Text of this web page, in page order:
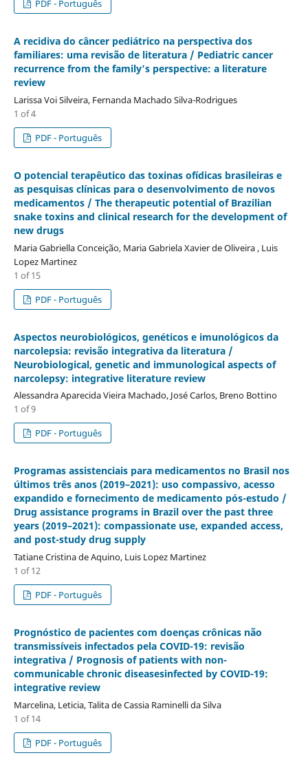
PDF - Português
A recidiva do câncer pediátrico na perspectiva dos
familiares: uma revisão de literatura / Pediatric cancer
recurrence from the family’s perspective: a literature
review
Larissa Voi Silveira, Fernanda Machado Silva-Rodrigues
1 of 4
PDF - Português
O potencial terapêutico das toxinas ofídicas brasileiras e
as pesquisas clínicas para o desenvolvimento de novos
medicamentos / The therapeutic potential of Brazilian
snake toxins and clinical research for the development of
new drugs
Maria Gabriella Conceição, Maria Gabriela Xavier de Oliveira , Luis
Lopez Martinez
1 of 15
PDF - Português
Aspectos neurobiológicos, genéticos e imunológicos da
narcolepsia: revisão integrativa da literatura /
Neurobiological, genetic and immunological aspects of
narcolepsy: integrative literature review
Alessandra Aparecida Vieira Machado, José Carlos, Breno Bottino
1 of 9
PDF - Português
Programas assistenciais para medicamentos no Brasil nos
últimos três anos (2019–2021): uso compassivo, acesso
expandido e fornecimento de medicamento pós-estudo /
Drug assistance programs in Brazil over the past three
years (2019–2021): compassionate use, expanded access,
and post-study drug supply
Tatiane Cristina de Aquino, Luis Lopez Martinez
1 of 12
PDF - Português
Prognóstico de pacientes com doenças crônicas não
transmissíveis infectados pela COVID-19: revisão
integrativa / Prognosis of patients with non-
communicable chronic diseasesinfected by COVID-19:
integrative review
Marcelina, Leticia, Talita de Cassia Raminelli da Silva
1 of 14
PDF - Português